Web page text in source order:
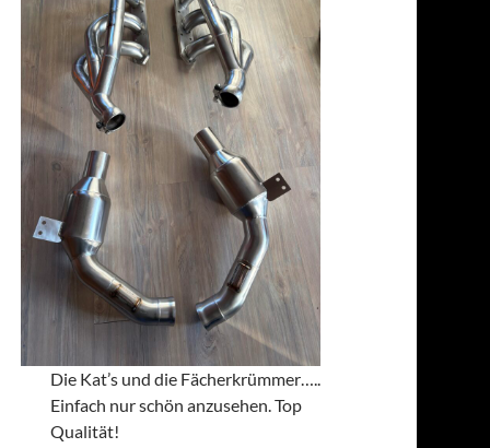
Die Kat’s und die Fächerkrümmer…..
Einfach nur schön anzusehen. Top
Qualität!